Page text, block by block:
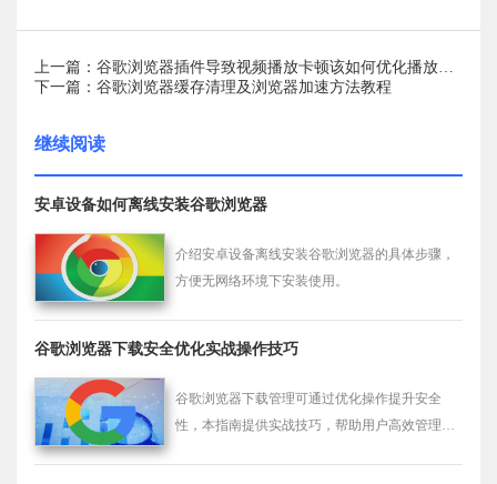
上一篇：谷歌浏览器插件导致视频播放卡顿该如何优化播放流畅性
下一篇：谷歌浏览器缓存清理及浏览器加速方法教程
继续阅读
安卓设备如何离线安装谷歌浏览器
介绍安卓设备离线安装谷歌浏览器的具体步骤，
方便无网络环境下安装使用。
谷歌浏览器下载安全优化实战操作技巧
谷歌浏览器下载管理可通过优化操作提升安全
性，本指南提供实战技巧，帮助用户高效管理下